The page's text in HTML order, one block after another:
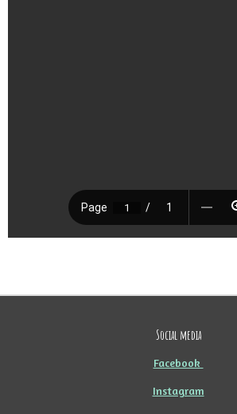
Social media
Facebook
Instagram